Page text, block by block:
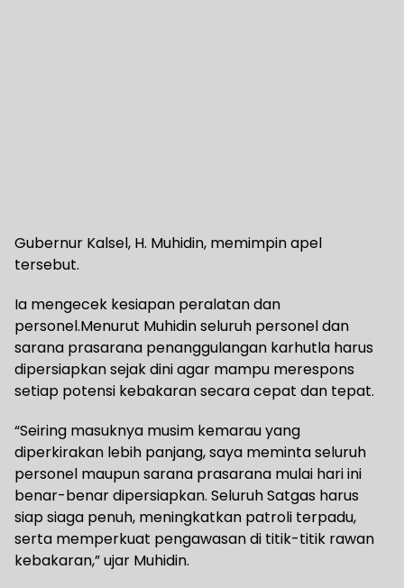
Gubernur Kalsel, H. Muhidin, memimpin apel
tersebut.
Ia mengecek kesiapan peralatan dan
personel.Menurut Muhidin seluruh personel dan
sarana prasarana penanggulangan karhutla harus
dipersiapkan sejak dini agar mampu merespons
setiap potensi kebakaran secara cepat dan tepat.
“Seiring masuknya musim kemarau yang
diperkirakan lebih panjang, saya meminta seluruh
personel maupun sarana prasarana mulai hari ini
benar-benar dipersiapkan. Seluruh Satgas harus
siap siaga penuh, meningkatkan patroli terpadu,
serta memperkuat pengawasan di titik-titik rawan
kebakaran,” ujar Muhidin.